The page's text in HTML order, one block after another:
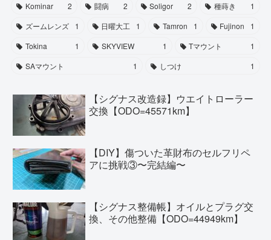
Kominar
2 闘病 2 Soligor 2 種蒔き
1
ズームレンズ
1 日曜大工 1 Tamron 1 Fujinon
1
Tokina
1 SKYVIEW 1 Tマウント
1
SAマウント
1 しつけ 1
【シグナス改造録】ウエイトローラー
交換【ODO=45571km】
【DIY】傷ついた革財布のセルフリペ
アに挑戦③〜完結編〜
【シグナス整備帳】オイルとプラグ交
換、その他整備【ODO=44949km】